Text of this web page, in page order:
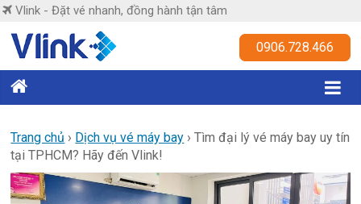
Skip
content
Vlink - Đặt vé nhanh, đồng hành tận tâm
Vlink
nhanh,
đồng
hành
tận
0906.728.466
Trang chủ › Dịch vụ vé máy bay ›Tìm đại lý vé máy bay uy tín
tại TPHCM? Hãy đến Vlink!